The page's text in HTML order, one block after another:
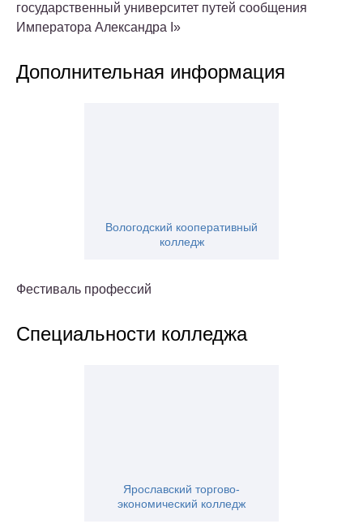
государственный университет путей сообщения
Императора Александра I»
Дополнительная информация
Вологодский кооперативный
колледж
Фестиваль профессий
Специальности колледжа
Ярославский торгово-
экономический колледж